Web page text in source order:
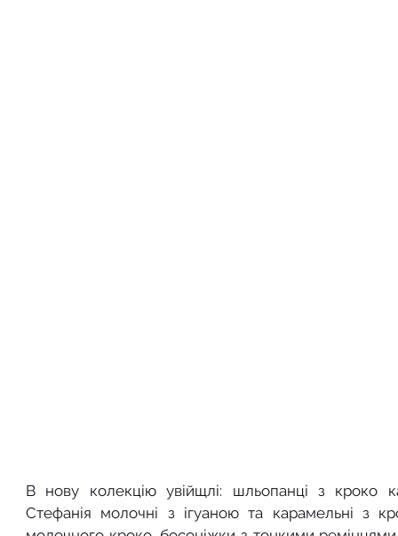
В нову колекцію увійщлі: шльопанці з кроко
Стефанія молочні з ігуаною та карамельні з